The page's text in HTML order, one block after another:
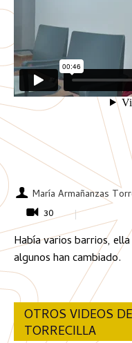
María Armañanzas
30
Había varios barrios,
algunos han cambiado.
OTROS VIDEOS
TORRECILLA